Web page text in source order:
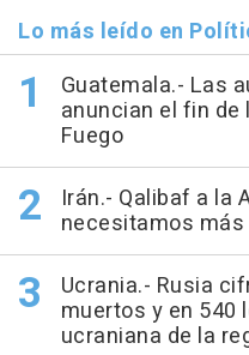
Lo más leído en
Guatemala.- Las
anuncian el fin de
Fuego
Irán.- Qalibaf a la
necesitamos
Ucrania.- Rusia
muertos y en 540
ucraniana de la